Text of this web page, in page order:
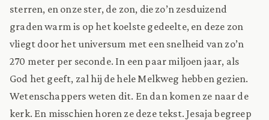
sterren, en onze ster, de zon, die zo’n zesduizend
graden warm is op het koelste gedeelte, en deze zon
vliegt door het universum met een snelheid van zo’n
270 meter per seconde. In een paar miljoen jaar, als
God het geeft, zal hij de hele Melkweg hebben gezien.
Wetenschappers weten dit. En dan komen ze naar de
kerk. En misschien horen ze deze tekst. Jesaja begreep